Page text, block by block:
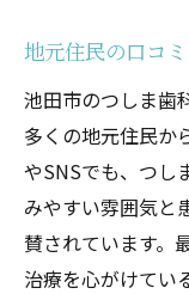
地元住民の口コ
池田市のつしま歯
多くの地元住民か
やSNSでも、つし
みやすい雰囲気と
賛されています。
治療を心がけてい